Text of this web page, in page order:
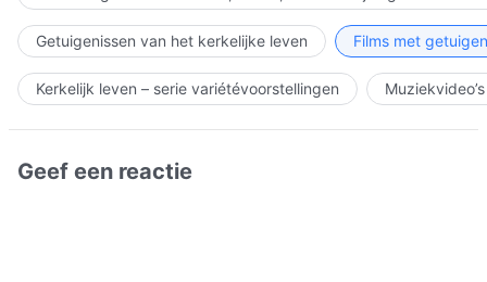
Getuigenissen van het kerkelijke leven Films met
Kerkelijk leven – serie variétévoorstellingen Muziekvideo’s
Geef een reactie